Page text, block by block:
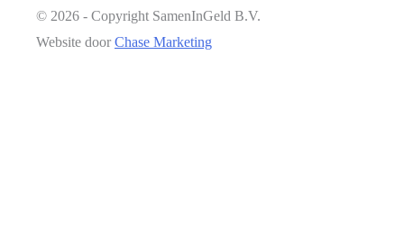
© 2026 - Copyright SamenInGeld B.V.
Website door Chase Marketing